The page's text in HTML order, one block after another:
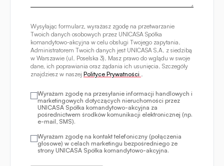
Wysyłając formularz, wyrażasz zgodę na przetwarzanie
Twoich danych osobowych przez UNICASA Spółka
komandytowo-akcyjna w celu obsługi Twojego zapytania.
Administratorem Twoich danych jest UNICASA S.A. z siedzibą
w Warszawie (ul. Poselska 3). Masz prawo do wglądu w swoje
dane, ich poprawiania oraz żądania ich usunięcia. Szczegóły
znajdziesz w naszej Polityce Prywatności .
Wyrażam zgodę na przesyłanie informacji handlowych i
marketingowych dotyczących nieruchomości przez
UNICASA Spółka komandytowo-akcyjna za
pośrednictwem środków komunikacji elektronicznej (np.
e-mail, SMS).
Wyrażam zgodę na kontakt telefoniczny (połączenia
głosowe) w celach marketingu bezpośredniego ze
strony UNICASA Spółka komandytowo-akcyjna.